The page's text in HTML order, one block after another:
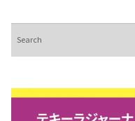
索